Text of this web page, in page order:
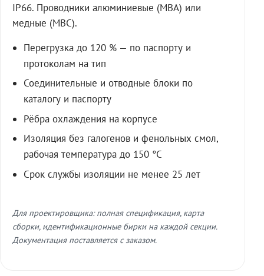
IP66. Проводники алюминиевые (МВА) или
медные (МВС).
Перегрузка до 120 % — по паспорту и
протоколам на тип
Соединительные и отводные блоки по
каталогу и паспорту
Рёбра охлаждения на корпусе
Изоляция без галогенов и фенольных смол,
рабочая температура до 150 °C
Срок службы изоляции не менее 25 лет
Для проектировщика: полная спецификация, карта
сборки, идентификационные бирки на каждой секции.
Документация поставляется с заказом.